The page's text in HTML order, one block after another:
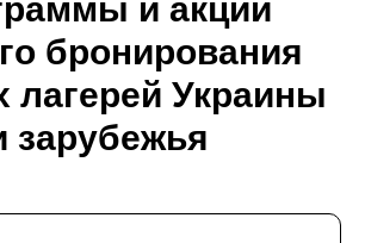
и акции
бронирования
лагерей Украины
зарубежья